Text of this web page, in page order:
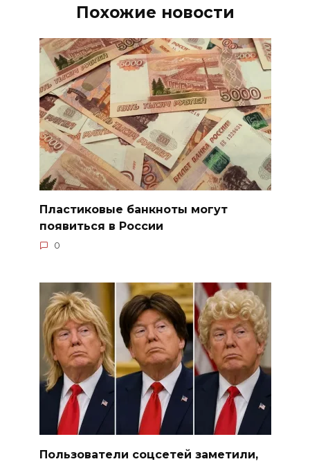
Похожие новости
Пластиковые банкноты могут
появиться в России
0
Пользователи соцсетей заметили,